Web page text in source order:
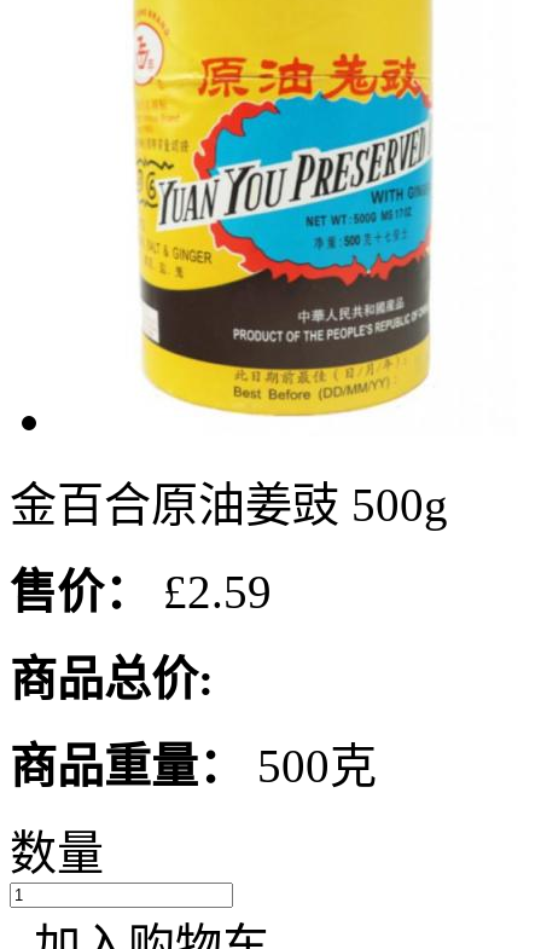
金百合原油姜豉 500g
售价：
£2.59
商品总价:
商品重量：
500克
数量